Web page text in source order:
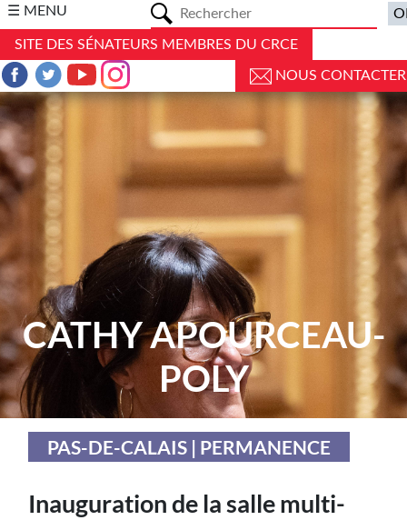
☰ MENU
SITE DES SÉNATEURS MEMBRES DU CRCE
NOUS CONTACTER
CATHY APOURCEAU-
POLY
PAS-DE-CALAIS | PERMANENCE
Inauguration de la salle multi-